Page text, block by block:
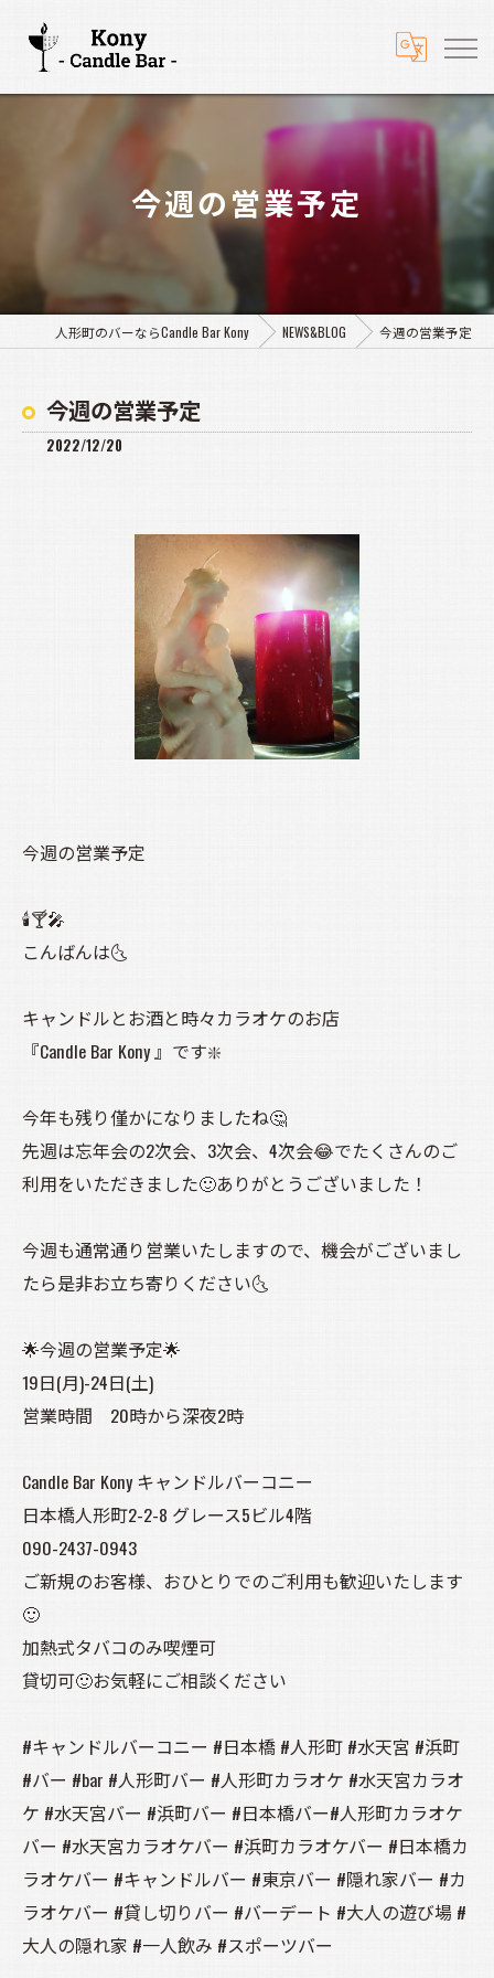
今週の営業予定
人形町のバーならCandle Bar Kony NEWS&BLOG 今週の営業予定
今週の営業予定
2022/12/20
今週の営業予定
🕯️🍸️🎤
こんばんは🌜️
キャンドルとお酒と時々カラオケのお店
『Candle Bar Kony 』です❇️
今年も残り僅かになりましたね🤔
先週は忘年会の2次会、3次会、4次会😂でたくさんのご
利用をいただきました🙂ありがとうございました！
今週も通常通り営業いたしますので、機会がございまし
たら是非お立ち寄りください🌜️
🌟今週の営業予定🌟
19日(月)-24日(土)
営業時間 20時から深夜2時
Candle Bar Kony キャンドルバーコニー
日本橋人形町2-2-8 グレース5ビル4階
090-2437-0943
ご新規のお客様、おひとりでのご利用も歓迎いたします
🙂
加熱式タバコのみ喫煙可
貸切可🙂お気軽にご相談ください
#キャンドルバーコニー #日本橋 #人形町 #水天宮 #浜町
#バー #bar #人形町バー #人形町カラオケ #水天宮カラオ
ケ #水天宮バー #浜町バー #日本橋バー#人形町カラオケ
バー #水天宮カラオケバー #浜町カラオケバー #日本橋カ
ラオケバー #キャンドルバー #東京バー #隠れ家バー #カ
ラオケバー #貸し切りバー #バーデート #大人の遊び場 #
大人の隠れ家 #一人飲み #スポーツバー